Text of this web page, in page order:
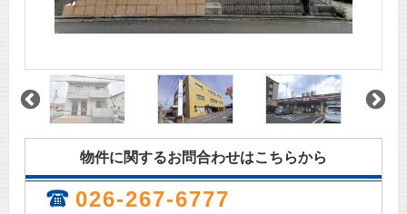
物件に関するお問合わせはこちらから
026-267-6777